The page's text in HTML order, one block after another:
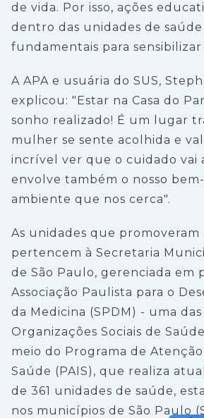
de vida. Por isso, ações
dentro das unidades de saúde
fundamentais para
A APA e usuária do SUS,
explicou: "Estar na Casa do
sonho realizado! É um lugar
mulher se sente acolhida e
incrível ver que o cuidado vai
envolve também o nosso
ambiente que nos cerca".
As unidades que promoveram
pertencem à Secretaria
de São Paulo, gerenciada em
Associação Paulista para o
da Medicina (SPDM) - uma
Organizações Sociais de
meio do Programa de
Saúde (PAIS), que realiza
de 361 unidades de saúde,
nos municípios de São Paulo